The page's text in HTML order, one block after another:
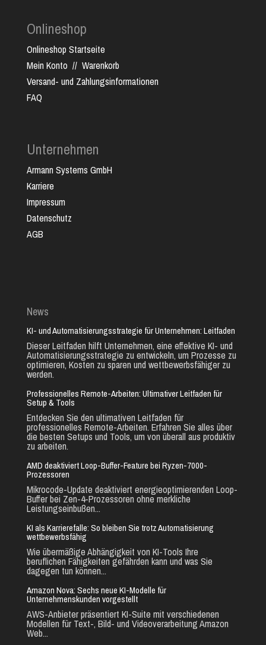
Onlineshop
Onlineshop Startseite
Mein Konto // Warenkorb
Versand- und Zahlungsinformationen
FAQ
Unternehmen
Armann Systems GmbH
Karriere
Impressum
Datenschutz
AGB
News
KI- und Automatisierungsstrategie für Unternehmen: Leitfaden
Dieser Leitfaden hilft Unternehmen, eine effektive KI- und
Automatisierungsstrategie zu entwickeln, um Prozesse zu
optimieren, Kosten zu sparen und wettbewerbsfähiger zu
werden.
Professionelles Remote-Arbeiten: Ultimativer Leitfaden für
Setup & Tools
Entdecken Sie den ultimativen Leitfaden für
professionelles Remote-Arbeiten. Erfahren Sie alles über
die besten Setups und Tools, um von überall aus produktiv
zu arbeiten.
AMD deaktiviert Loop-Buffer-Feature bei Ryzen-7000-
Prozessoren
Mikrocode-Update deaktiviert energieoptimierenden Loop-
Buffer bei Zen-4-Prozessoren ohne merkliche
Leistungseinbußen...
KI als Karrierefalle: So bleiben Sie trotz Automatisierung
wettbewerbsfähig
Wie übermäßige Abhängigkeit von KI-Tools Ihre
beruflichen Fähigkeiten gefährden kann und was Sie
dagegen tun können...
Amazon Nova: Sechs neue KI-Modelle für
Unternehmenskunden vorgestellt
AWS-Anbieter präsentiert KI-Suite mit verschiedenen
Modellen für Text-, Bild- und Videoverarbeitung Amazon
Web...